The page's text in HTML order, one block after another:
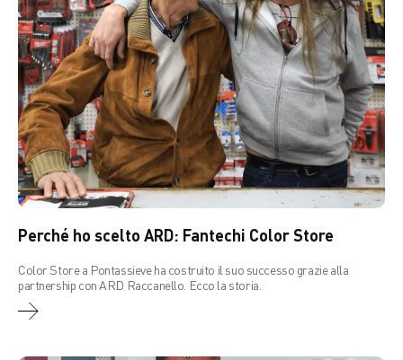
Perché ho scelto ARD: Fantechi Color Store
Color Store a Pontassieve ha costruito il suo successo grazie alla
partnership con ARD Raccanello. Ecco la storia.